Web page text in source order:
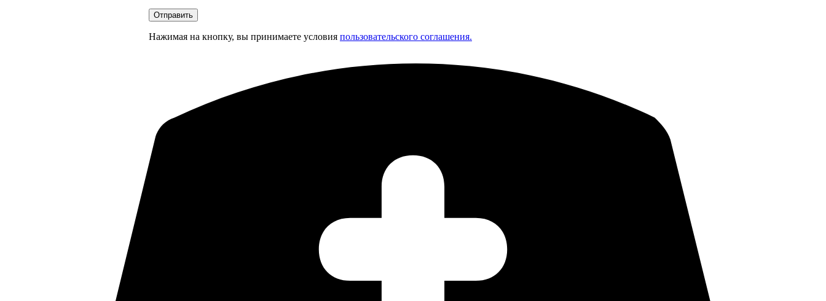
Нажимая на кнопку, вы принимаете условия пользовательского соглашения.